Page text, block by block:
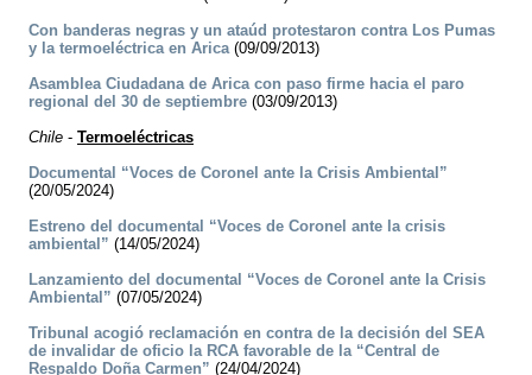
Con banderas negras y un ataúd protestaron contra Los Pumas
y la termoeléctrica en Arica(09/09/2013)
Asamblea Ciudadana de Arica con paso firme hacia el paro
regional del 30 de septiembre (03/09/2013)
Chile - Termoeléctricas
Documental “Voces de Coronel ante la Crisis Ambiental”
(20/05/2024)
Estreno del documental “Voces de Coronel ante la crisis
ambiental” (14/05/2024)
Lanzamiento del documental “Voces de Coronel ante la Crisis
Ambiental” (07/05/2024)
Tribunal acogió reclamación en contra de la decisión del SEA
de invalidar de oficio la RCA favorable de la “Central de
Respaldo Doña Carmen” (24/04/2024)